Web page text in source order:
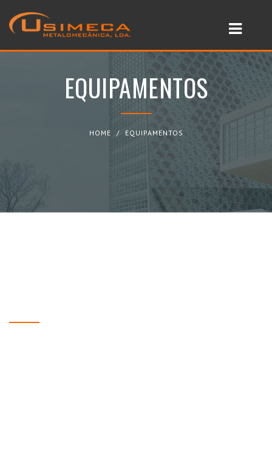
CONTACTOS
LOJA ONLINE
EQUIPAMENTOS
HOME EQUIPAMENTOS